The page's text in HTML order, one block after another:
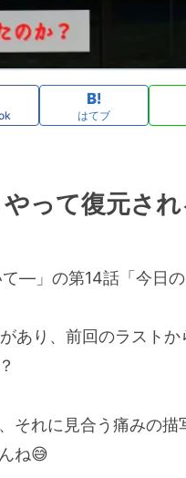
はてブ
って復元され
―」の第14話「今日の
あり、前回のラスト
それに見合う痛みの
ね😅